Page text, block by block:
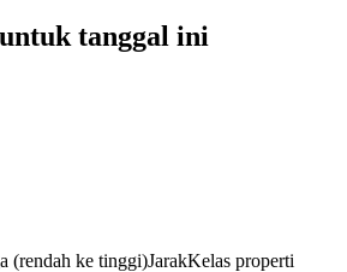
tanggal ini
(rendah ke tinggi)JarakKelas properti